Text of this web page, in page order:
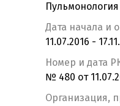
Пульмонология
Дата начала и
11.07.2016 -
Номер и дата
№ 480 от
Организация,